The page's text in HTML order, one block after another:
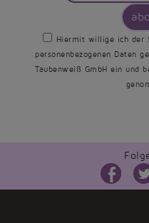
Hiermit willige ich der
personenbezogenen Daten
Taubenweiß GmbH ein und